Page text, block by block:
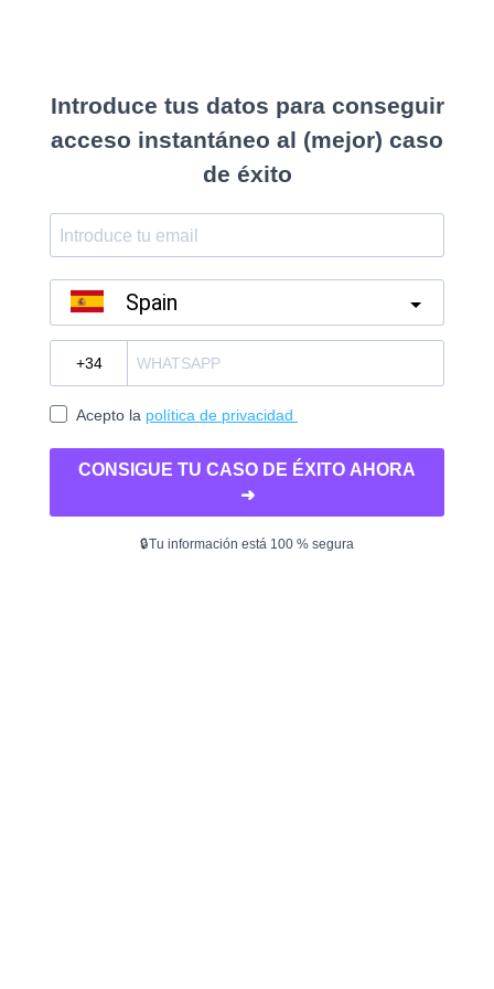
Introduce tus datos para conseguir
acceso instantáneo al (mejor) caso
de éxito
Spain
Acepto la política de privacidad
CONSIGUE TU CASO DE ÉXITO AHORA
➜
🔒Tu información está 100 % segura